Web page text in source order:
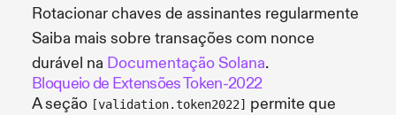
Rotacionar chaves de assinantes regularmente
Saiba mais sobre transações com nonce
durável na Documentação Solana.
Bloqueio de Extensões Token-2022
A seção [validation.token2022] permite que